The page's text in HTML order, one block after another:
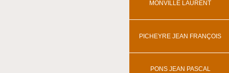
MONVILLE LAURENT
PICHEYRE JEAN FRANÇOIS
PONS JEAN PASCAL